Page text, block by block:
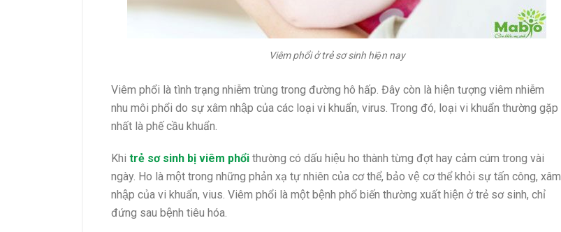
Viêm phổi ở trẻ sơ sinh hiện nay
Viêm phổi là tình trạng nhiễm trùng trong đường hô hấp. Đây còn là hiện tượng viêm nhiễm
nhu môi phổi do sự xâm nhập của các loại vi khuẩn, virus. Trong đó, loại vi khuẩn thường gặp
nhất là phế cầu khuẩn.
Khi trẻ sơ sinh bị viêm phổi thường có dấu hiệu ho thành từng đợt hay cảm cúm trong vài
ngày. Ho là một trong những phản xạ tự nhiên của cơ thể, bảo vệ cơ thể khỏi sự tấn công, xâm
nhập của vi khuẩn, vius. Viêm phổi là một bệnh phổ biến thường xuất hiện ở trẻ sơ sinh, chỉ
đứng sau bệnh tiêu hóa.